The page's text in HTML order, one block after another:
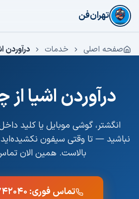
رفتن به محتوای اصلی
تهران‌فن
صفحه اصلی خدمات درآوردن
درآوردن اشیا از
انگشتر، گوشی موبایل یا کلید
نباشید — تا وقتی سیفون نکشیده‌اید
بالاست. همین الان
تماس فوری: